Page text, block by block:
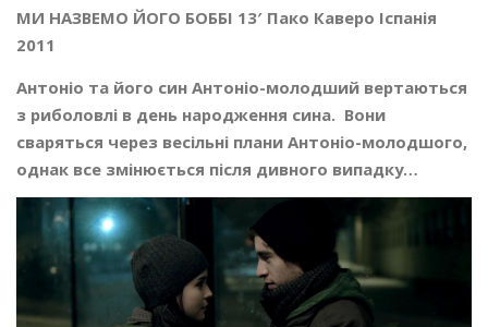
МИ НАЗВЕМО ЙОГО БОББІ 13′ Пако Каверо Іспанія
2011
Антоніо та його син Антоніо-молодший вертаються
з риболовлі в день народження сина. Вони
сваряться через весільні плани Антоніо-молодшого,
однак все змінюється після дивного випадку…